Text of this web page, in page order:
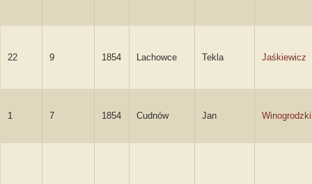
22 9 1854 Lachowce Tekla Jaśkiewicz
1 7 1854 Cudnów Jan Winogrodzki